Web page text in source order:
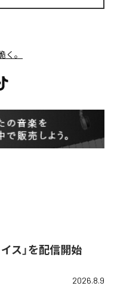
く。
ス」を配信開始
2026.8.9